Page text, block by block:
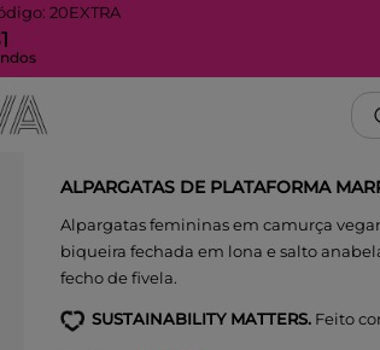
20EXTRA
ALPARGATAS DE PLATAFORMA
Alpargatas femininas em camurça
biqueira fechada em lona e salto
fecho de fivela.
SUSTAINABILITY MATTERS. Feito